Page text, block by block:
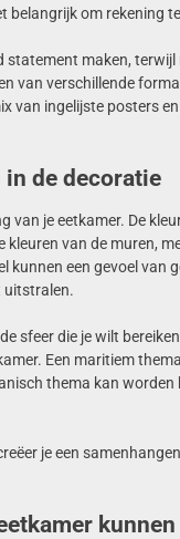
om rekening
maken, terwijl
van verschillende
van ingelijste posters
in de decoratie
van je eetkamer. De
van de muren,
een gevoel van
uitstralen.
sfeer die je wilt
Een maritiem
thema kan
je een